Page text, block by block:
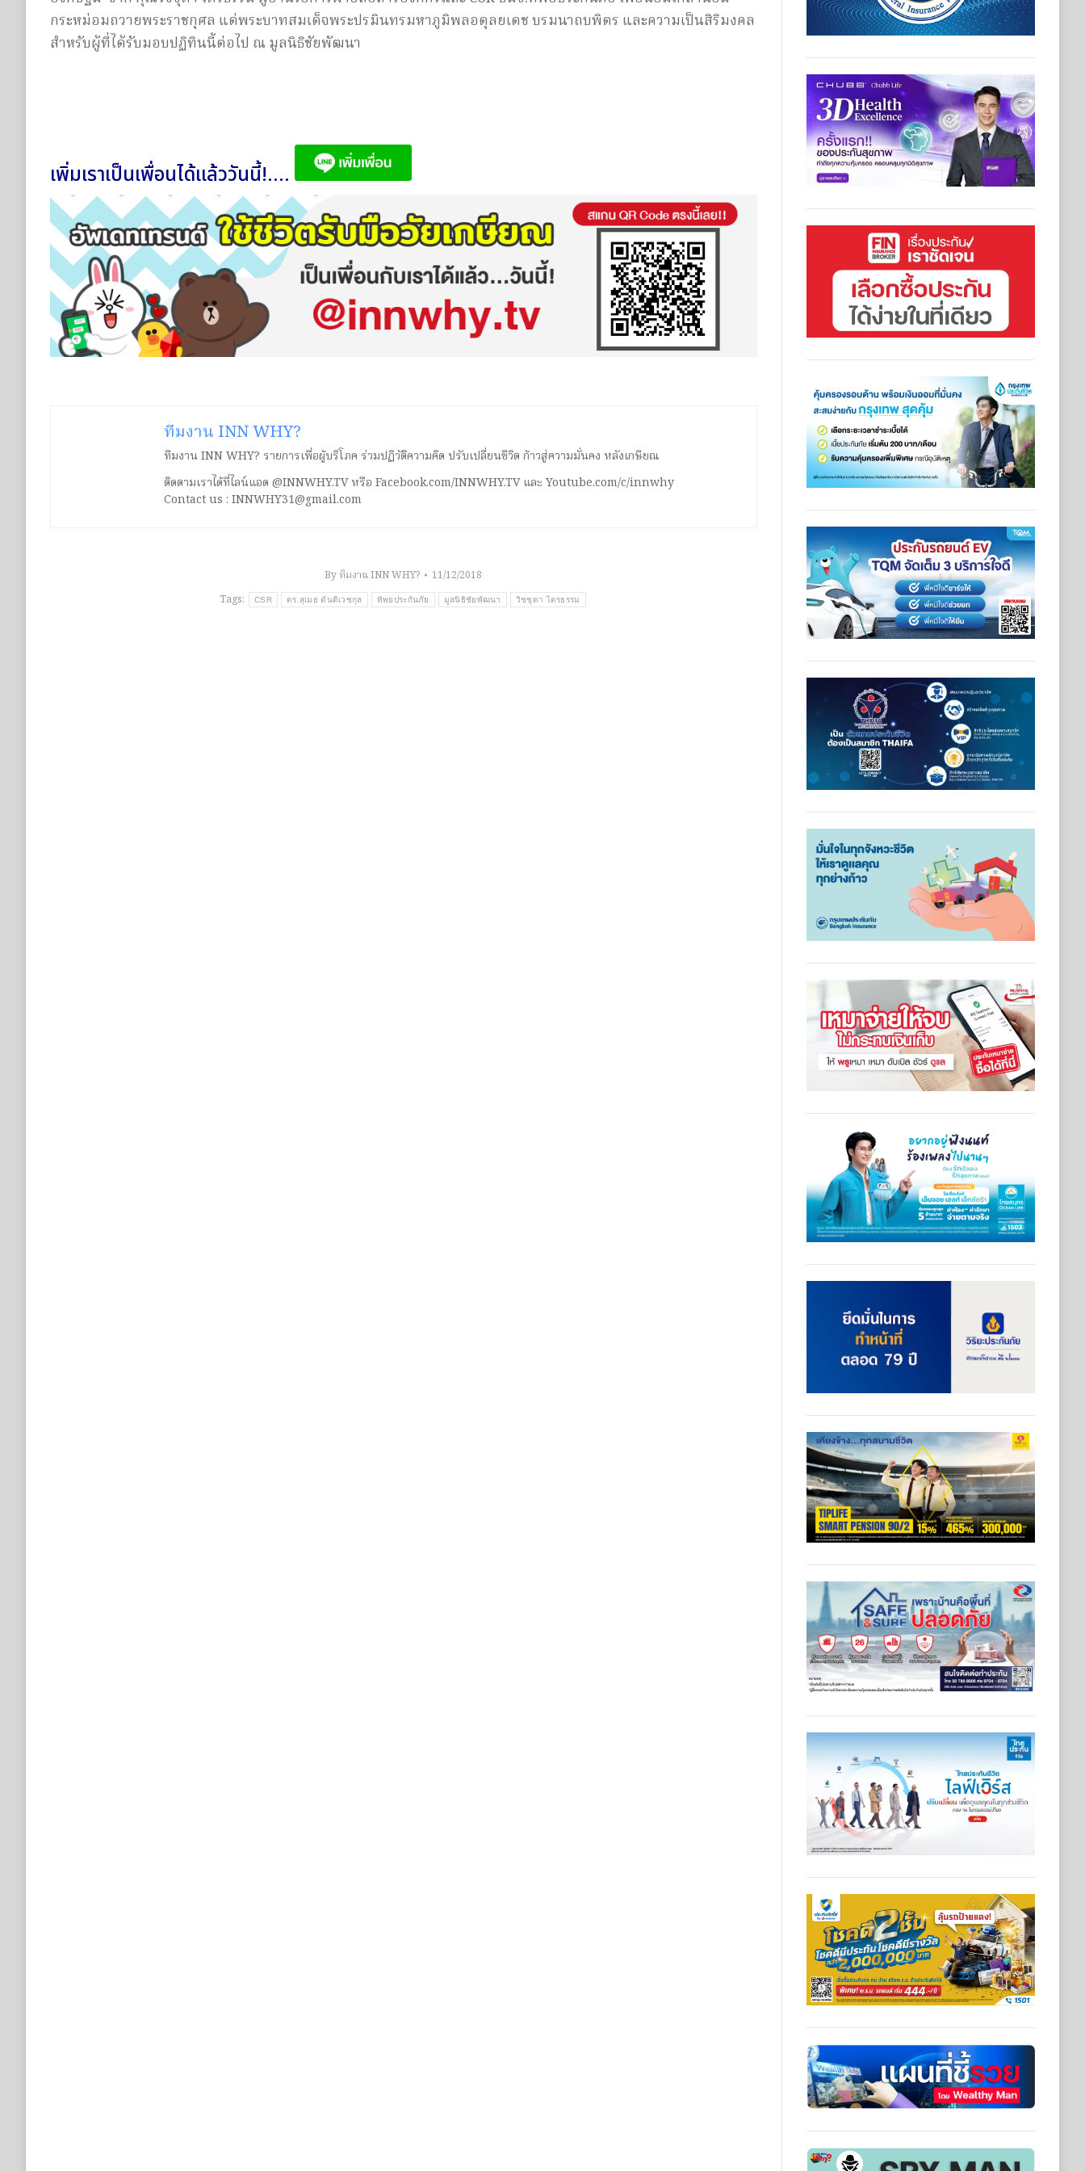
กระหม่อมถวายพระราชกุศล แด่พระบาทสมเด็จพระปรมินทรมหาภูมิพลอดุลยเดช บรมนาถบพิตร และความเป็นสิริมงคล
สำหรับผู้ที่ได้รับมอบปฏิทินนี้ต่อไป ณ มูลนิธิชัยพัฒนา
เพิ่มเราเป็นเพื่อนได้แล้ววันนี้!....
ทีมงาน INN WHY?
ทีมงาน INN WHY? รายการเพื่อผู้บริโภค ร่วมปฏิวัติความคิด ปรับเปลี่ยนชีวิต ก้าวสู่ความมั่นคง หลังเกษียณ
ติดตามเราได้ที่ไลน์แอด @INNWHY.TV หรือ Facebook.com/INNWHY.TV และ Youtube.com/c/innwhy
Contact us : INNWHY31@gmail.com
Byทีมงาน INN WHY?
11/12/2018
Tags:
CSR ดร.สุเมธ ตันติเวชกุล ทิพยประกันภัย มูลนิธิชัยพัฒนา วิชชุดา ไตรธรรม